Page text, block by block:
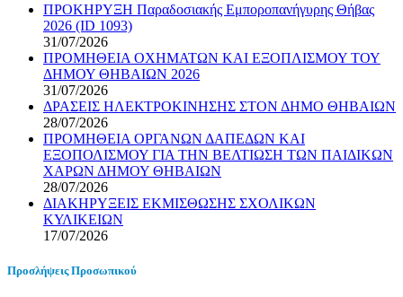
ΠΡΟΚΗΡΥΞΗ Παραδοσιακής Εμποροπανήγυρης Θήβας
2026 (ID 1093)
31/07/2026
ΠΡΟΜΗΘΕΙΑ ΟΧΗΜΑΤΩΝ ΚΑΙ ΕΞΟΠΛΙΣΜΟΥ ΤΟΥ
ΔΗΜΟΥ ΘΗΒΑΙΩΝ 2026
31/07/2026
ΔΡΑΣΕΙΣ ΗΛΕΚΤΡΟΚΙΝΗΣΗΣ ΣΤΟΝ ΔΗΜΟ ΘΗΒΑΙΩΝ
28/07/2026
ΠΡΟΜΗΘΕΙΑ ΟΡΓΑΝΩΝ ΔΑΠΕΔΩΝ ΚΑΙ
ΕΞΟΠΟΛΙΣΜΟΥ ΓΙΑ ΤΗΝ ΒΕΛΤΙΩΣΗ ΤΩΝ ΠΑΙΔΙΚΩΝ
ΧΑΡΩΝ ΔΗΜΟΥ ΘΗΒΑΙΩΝ
28/07/2026
ΔΙΑΚΗΡΥΞΕΙΣ ΕΚΜΙΣΘΩΣΗΣ ΣΧΟΛΙΚΩΝ
ΚΥΛΙΚΕΙΩΝ
17/07/2026
Προσλήψεις Προσωπικού